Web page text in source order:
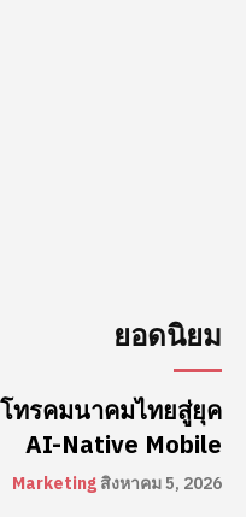
ยอดนิยม
ทรคมนาคมไทยสู่ยุค
AI-Native Mobile
Marketingสิงหาคม 5, 2026